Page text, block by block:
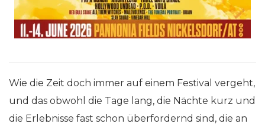
Wie die Zeit doch immer auf einem Festival vergeht,
und das obwohl die Tage lang, die Nächte kurz und
die Erlebnisse fast schon überfordernd sind, die an